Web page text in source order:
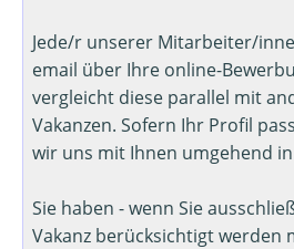
Jede/r unserer Mitarbeiter/
email über Ihre online-
vergleicht diese parallel mit
Vakanzen. Sofern Ihr Profil
wir uns mit Ihnen umgehend
Sie haben - wenn Sie
Vakanz berücksichtigt werden